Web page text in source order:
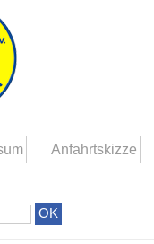
Anfahrtskizze